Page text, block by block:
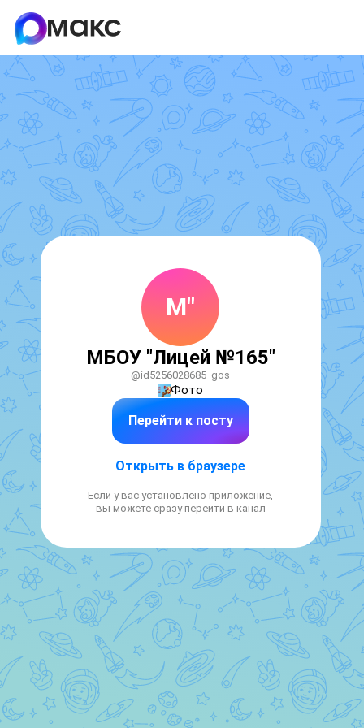
М"
МБОУ "Лицей №165"
@id5256028685_gos
Фото
Перейти к посту
Открыть в браузере
Если у вас установлено приложение,
вы можете сразу перейти в канал